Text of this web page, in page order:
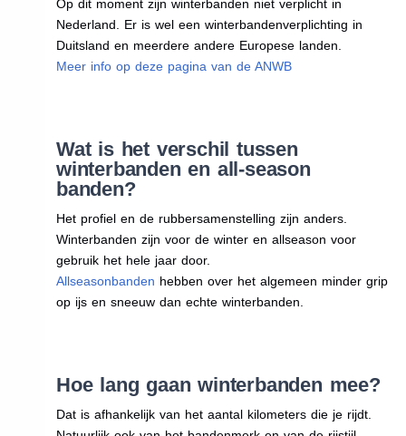
Op dit moment zijn winterbanden niet verplicht in
Nederland. Er is wel een winterbandenverplichting in
Duitsland en meerdere andere Europese landen.
Meer info op deze pagina van de ANWB
Wat is het verschil tussen
winterbanden en all-season
banden?
Het profiel en de rubbersamenstelling zijn anders.
Winterbanden zijn voor de winter en allseason voor
gebruik het hele jaar door.
Allseasonbanden hebben over het algemeen minder grip
op ijs en sneeuw dan echte winterbanden.
Hoe lang gaan winterbanden mee?
Dat is afhankelijk van het aantal kilometers die je rijdt.